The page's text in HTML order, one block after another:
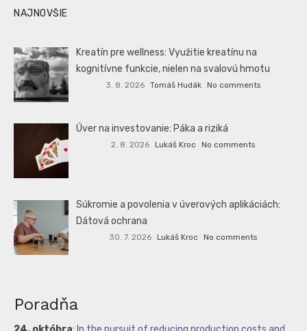
NAJNOVŠIE
Kreatín pre wellness: Využitie kreatínu na
kognitívne funkcie, nielen na svalovú hmotu
3. 8. 2026 Tomáš Hudák No comments
Úver na investovanie: Páka a riziká
2. 8. 2026 Lukáš Kroc No comments
Súkromie a povolenia v úverových aplikáciách:
Dátová ochrana
30. 7. 2026 Lukáš Kroc No comments
Poradňa